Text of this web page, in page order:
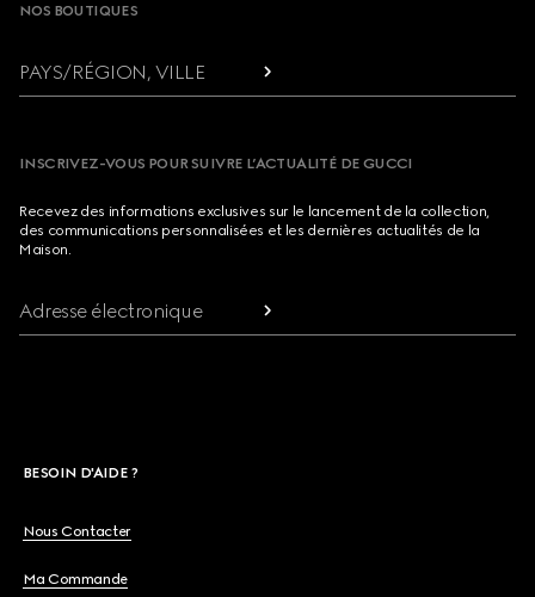
NOS BOUTIQUES
PAYS/RÉGION, VILLE
INSCRIVEZ-VOUS POUR SUIVRE L’ACTUALITÉ DE GUCCI
Recevez des informations exclusives sur le lancement de la collection,
des communications personnalisées et les dernières actualités de la
Maison.
Adresse électronique
BESOIN D'AIDE ?
Nous Contacter
Ma Commande